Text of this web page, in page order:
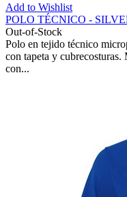
Add to Wishlist
POLO TÉCNICO -
Out-of-Stock
Polo en tejido técnico
con tapeta y
con...